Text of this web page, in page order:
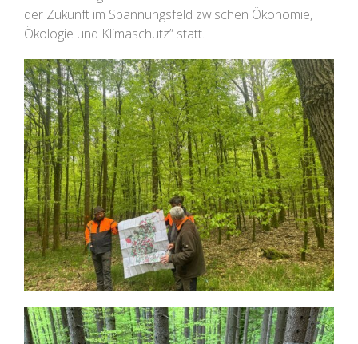
der Zukunft im Spannungsfeld zwischen Ökonomie,
Ökologie und Klimaschutz” statt.